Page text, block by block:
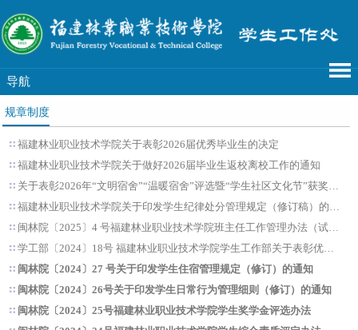
导航
规章制度
福建林业职业技术学院关于表彰2026届优秀毕业生的决定
福建林业职业技术学院关于做好2026届毕业生返校离校工作的通知
闽林院〔2024〕27 号关于印发学生住宿管理规定（修订）的通知
闽林院〔2024〕26号关于印发学生日常行为管理细则（修订）的通知
闽林院〔2024〕25号福建林业职业技术学院学生奖学金评选办法